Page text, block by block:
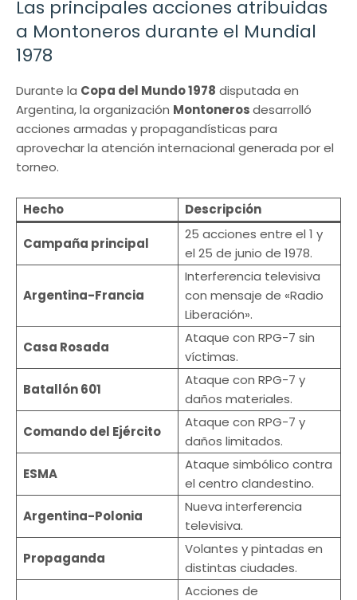
Las principales acciones atribuidas
a Montoneros durante el Mundial
1978
Durante la Copa del Mundo 1978 disputada en
Argentina, la organización Montonerosdesarrolló
acciones armadas y propagandísticas para
aprovechar la atención internacional generada por el
torneo.
Hecho Descripción
Campaña principal
25 acciones entre el 1 y
el 25 de junio de 1978.
Argentina-Francia
Interferencia televisiva
con mensaje de «Radio
Liberación».
Casa Rosada
Ataque con RPG-7 sin
víctimas.
Batallón 601
Ataque con RPG-7 y
daños materiales.
Comando del Ejército
Ataque con RPG-7 y
daños limitados.
ESMA
Ataque simbólico contra
el centro clandestino.
Argentina-Polonia
Nueva interferencia
televisiva.
Propaganda
Volantes y pintadas en
distintas ciudades.
Acciones de